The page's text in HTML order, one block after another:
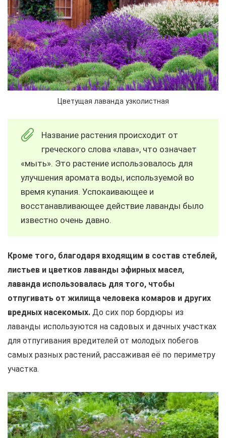
Цветущая лаванда узколистная
Название растения происходит от
греческого слова «лава», что означает
«мыть». Это растение использовалось для
улучшения аромата воды, используемой во
время купания. Успокаивающее и
восстанавливающее действие лаванды было
известно очень давно.
Кроме того, благодаря входящим в состав стеблей,
листьев и цветков лаванды эфирных масел,
лаванда использовалась для того, чтобы
отпугивать от жилища человека комаров и других
вредных насекомых. До сих пор бордюры из
лаванды используются на садовых и дачных участках
для отпугивания вредителей от молодых побегов
самых разных растений, рассаживая её по периметру
участка.